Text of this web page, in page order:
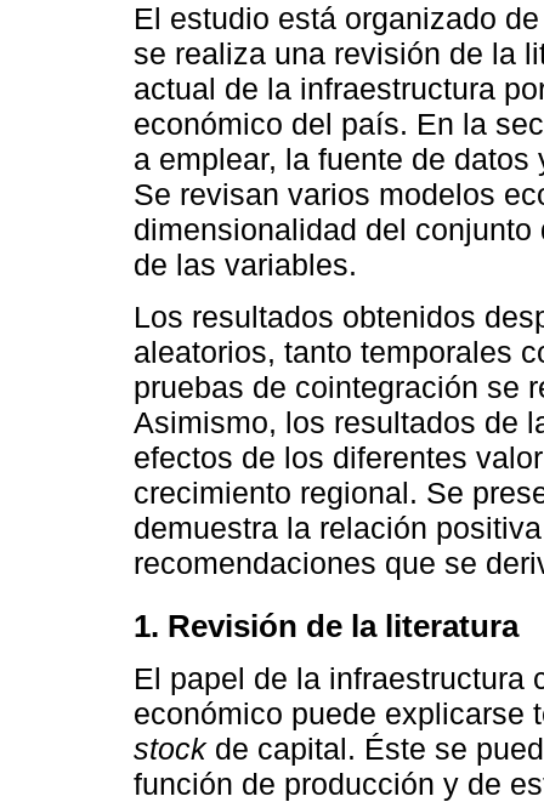
El estudio está organizado
se realiza una revisión de la
actual de la infraestructura
económico del país. En la
a emplear, la fuente de
Se revisan varios modelos
dimensionalidad del
de las variables.
Los resultados obtenidos
aleatorios, tanto temporales
pruebas de cointegración se
Asimismo, los resultados de
efectos de los diferentes
crecimiento regional. Se
demuestra la relación
recomendaciones que se
1. Revisión de la literatura
El papel de la infraestructura
económico puede explicarse
stockde capital. Éste se
función de producción y de